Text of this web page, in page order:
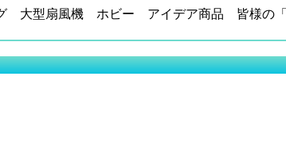
型扇風機 ホビー アイデア商品 皆様の「